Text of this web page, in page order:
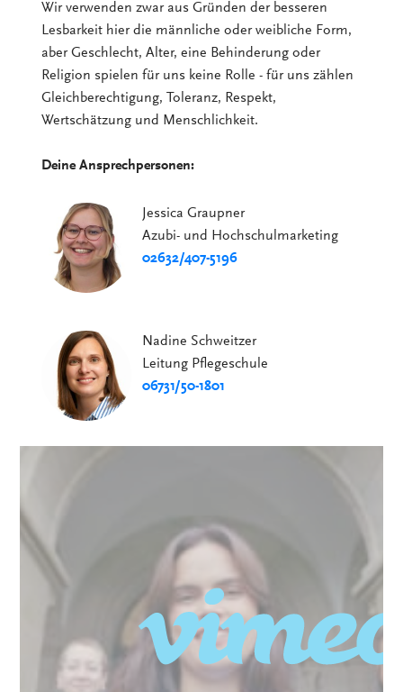
Wir verwenden zwar aus Gründen der besseren
Lesbarkeit hier die männliche oder weibliche Form,
aber Geschlecht, Alter, eine Behinderung oder
Religion spielen für uns keine Rolle - für uns zählen
Gleichberechtigung, Toleranz, Respekt,
Wertschätzung und Menschlichkeit.
Deine Ansprechpersonen:
Jessica Graupner
Azubi- und Hochschulmarketing
02632/407-5196
Nadine Schweitzer
Leitung Pflegeschule
06731/50-1801